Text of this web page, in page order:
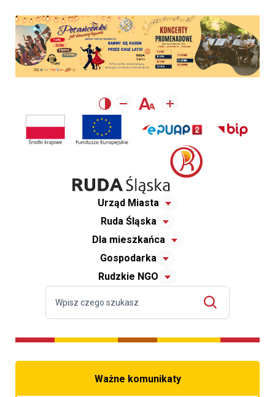
Urząd Miasta
Ruda Śląska
Dla mieszkańca
Gospodarka
Rudzkie NGO
Ważne komunikaty